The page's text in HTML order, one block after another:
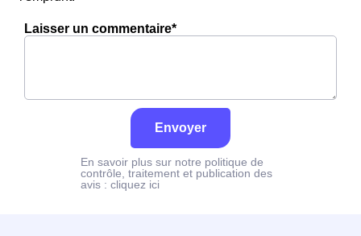
Laisser un commentaire*
Envoyer
En savoir plus sur notre politique de
contrôle, traitement et publication des
avis : cliquez ici